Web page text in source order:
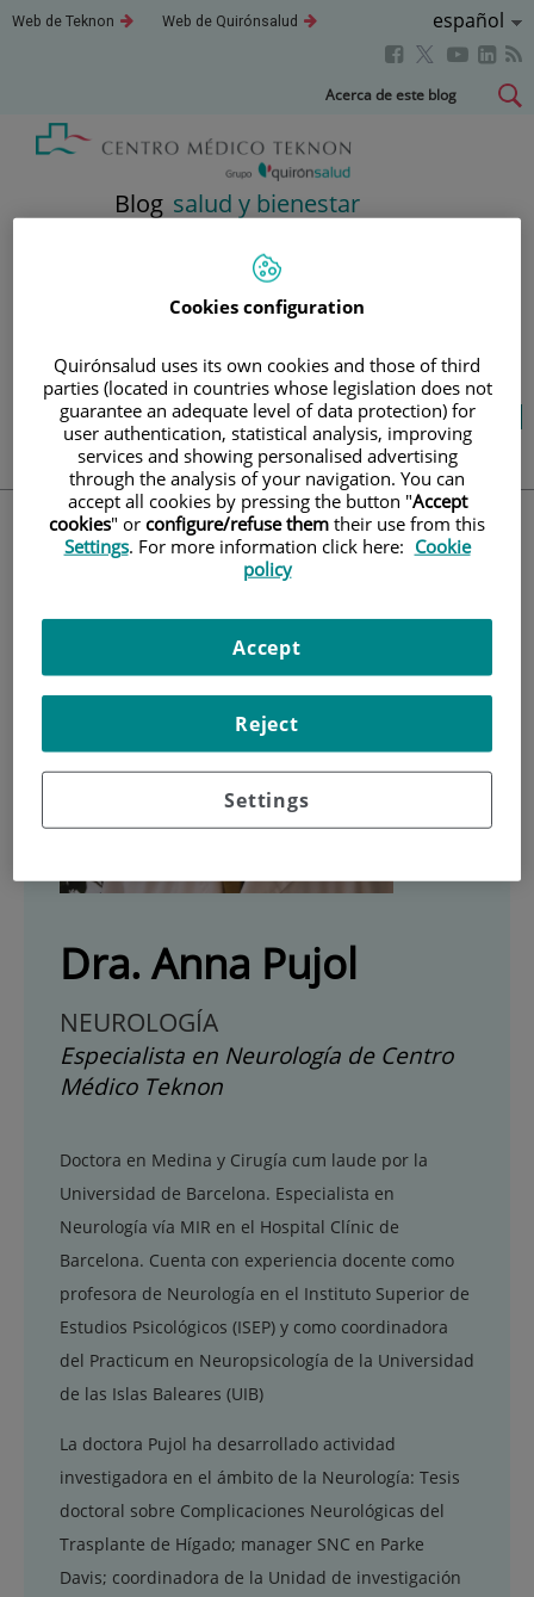
Saltar al contenido
contenido
Web de Teknon Este
nueva.
Web de Quirónsalud Este
nueva.
Idioma
Activo
Español
Este
se
Este
enlace
se
ventana
Este
enlace
Este
se
Acerca de este blog
Blog salud y bienestar
TU SALUD ES LO QUE
CUENTA
Salud de la A a la Z
Vida saludable
Cuídate
Actualidad
Dra. Anna Pujol
NEUROLOGÍA
Especialista en Neurología de Centro
Médico Teknon
Doctora en Medina y Cirugía cum laude por la
Universidad de Barcelona. Especialista en
Neurología vía MIR en el Hospital Clínic de
Barcelona. Cuenta con experiencia docente como
profesora de Neurología en el Instituto Superior de
Estudios Psicológicos (ISEP) y como coordinadora
del Practicum en Neuropsicología de la Universidad
de las Islas Baleares (UIB)
La doctora Pujol ha desarrollado actividad
investigadora en el ámbito de la Neurología: Tesis
doctoral sobre Complicaciones Neurológicas del
Trasplante de Hígado; manager SNC en Parke
Davis; coordinadora de la Unidad de investigación
Cookies configuration
Quirónsalud uses its own cookies and those of third
parties (located in countries whose legislation does not
guarantee an adequate level of data protection) for
user authentication, statistical analysis, improving
services and showing personalised advertising
through the analysis of your navigation. You can
accept all cookies by pressing the button "Accept
cookies" or configure/refuse them their use from this
Settings. For more information click here: Cookie
policy
Settings
Reject
Accept